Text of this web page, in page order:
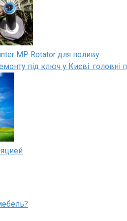
MP Rotator для поливу
під ключ у Києві: головні